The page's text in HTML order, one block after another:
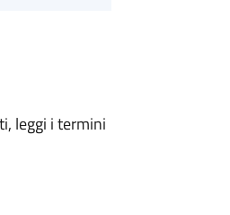
leggi i termini